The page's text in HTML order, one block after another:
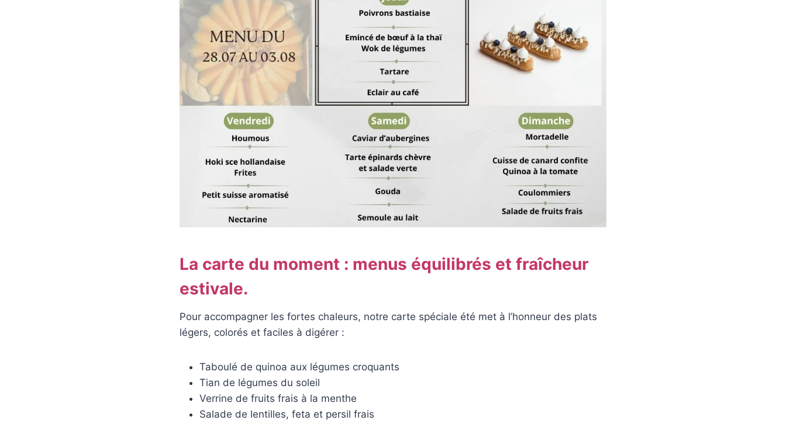
La carte du moment : menus équilibrés et fraîcheur
estivale.
Pour accompagner les fortes chaleurs, notre carte spéciale été met à l’honneur des plats
légers, colorés et faciles à digérer :
Taboulé de quinoa aux légumes croquants
Tian de légumes du soleil
Verrine de fruits frais à la menthe
Salade de lentilles, feta et persil frais